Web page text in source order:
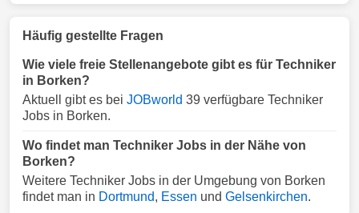
Häufig gestellte Fragen
Wie viele freie Stellenangebote gibt es für Techniker
in Borken?
Aktuell gibt es bei JOBworld 39 verfügbare Techniker
Jobs in Borken.
Wo findet man Techniker Jobs in der Nähe von
Borken?
Weitere Techniker Jobs in der Umgebung von Borken
findet man in Dortmund, Essen und Gelsenkirchen.